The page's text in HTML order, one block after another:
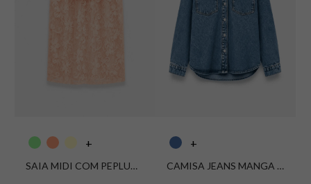
SAIA MIDI COM PEPLUM RENDA FLORAL
+
CAMISA JEANS MANGA LONGA 1826 LAVAGEM CLARA
+